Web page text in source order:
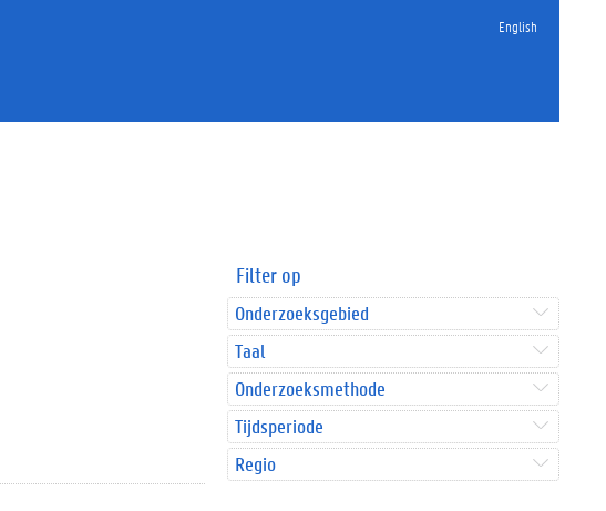
English
Filter op
Onderzoeksgebied
Taal
Onderzoeksmethode
Tijdsperiode
Regio